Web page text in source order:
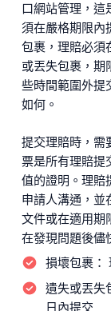
口網站管理，這
須在嚴格期限內
包裹，理賠必須
或丟失包裹，期
些時間範圍外提
如何。
提交理賠時，需
票是所有理賠提
值的證明。理賠
申請人溝通，並
文件或在適用期
在發現問題後儘
損壞包裹：
遺失或丟失
日內提交